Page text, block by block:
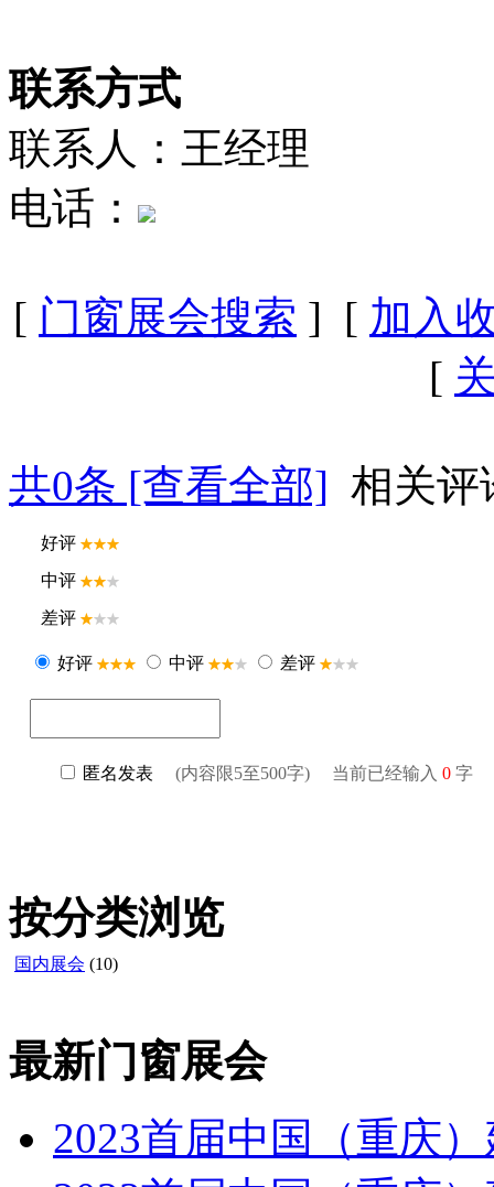
联系方式
联系人：王经理
电话：
[ 门窗展会搜索 ] [ 加入
[
共0条 [查看全部] 相关评
按分类浏览
国内展会 (10)
最新门窗展会
2023首届中国（重庆